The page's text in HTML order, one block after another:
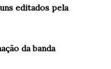
editados pela
da banda